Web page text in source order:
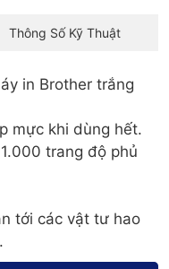
Thông Số Kỹ Thuật
in Brother trắng
trang độ phủ
tới các vật tư hao